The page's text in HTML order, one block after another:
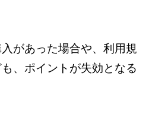
があった場合や、利用規
、ポイントが失効となる